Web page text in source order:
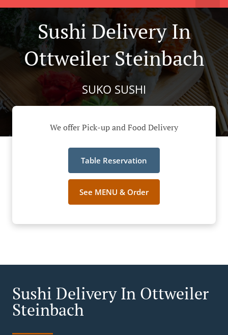
Sushi Delivery In
Ottweiler Steinbach
SUKO SUSHI
We offer Pick-up and Food Delivery
Table Reservation
See MENU & Order
Sushi Delivery In Ottweiler
Steinbach